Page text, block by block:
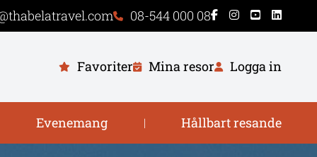
08-544 000 08
Favoriter Mina resor Logga in
Evenemang | Hållbart resande